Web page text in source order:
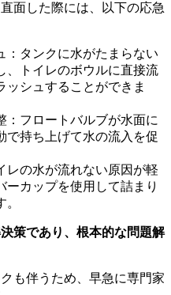
面した際には、以下の応急
：タンクに水がたまらない
、トイレのボウルに直接流
ッシュすることができま
：フロートバルブが水面に
で持ち上げて水の流入を促
レの水が流れない原因が軽
ーカップを使用して詰まり
策であり、根本的な問題解
も伴うため、早急に専門家